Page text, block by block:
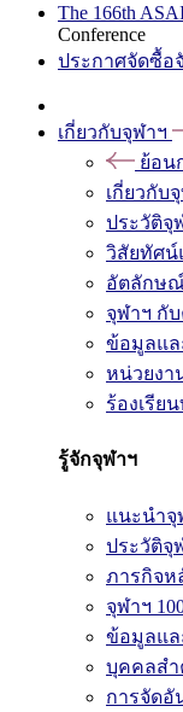
The 166th
Conference
ประกาศจัดซื้อ
เกี่ยวกับจุฬาฯ
ย้อน
เกี่ยวกับ
ประวัติจุ
วิสัยทัศน์
อัตลักษ
จุฬาฯ กั
ข้อมูลแ
หน่วยงา
ร้องเรีย
รู้จักจุฬาฯ
แนะนำจุ
ประวัติจุ
ภารกิจห
จุฬาฯ
ข้อมูลแ
บุคคลส
การจัดอั